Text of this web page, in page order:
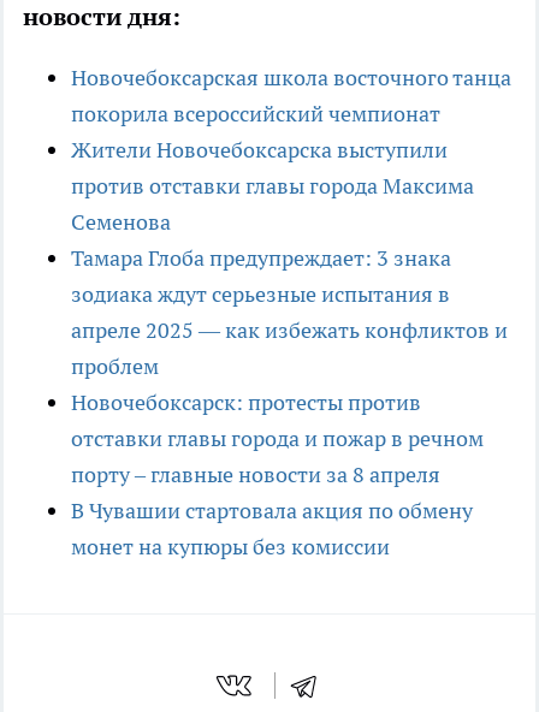
новости дня:
Новочебоксарская школа восточного танца
покорила всероссийский чемпионат
Жители Новочебоксарска выступили
против отставки главы города Максима
Семенова
Тамара Глоба предупреждает: 3 знака
зодиака ждут серьезные испытания в
апреле 2025 — как избежать конфликтов и
проблем
Новочебоксарск: протесты против
отставки главы города и пожар в речном
порту – главные новости за 8 апреля
В Чувашии стартовала акция по обмену
монет на купюры без комиссии